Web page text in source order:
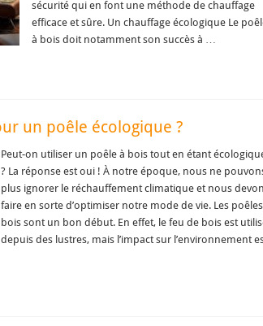
sécurité qui en font une méthode de chauffage
efficace et sûre. Un chauffage écologique Le
à bois doit notamment son succès à …
un poêle écologique ?
Peut-on utiliser un poêle à bois tout en étant
? La réponse est oui ! À notre époque, nous ne
plus ignorer le réchauffement climatique et nous
faire en sorte d’optimiser notre mode de vie. Les
bois sont un bon début. En effet, le feu de bois est
depuis des lustres, mais l’impact sur l’environnement